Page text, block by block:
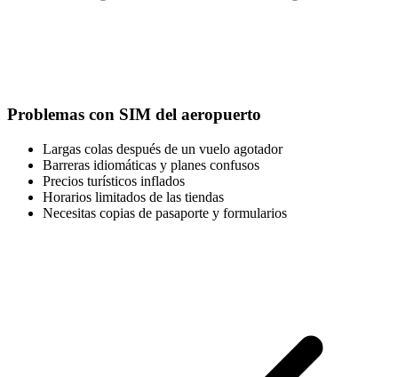
Problemas con SIM del aeropuerto
Largas colas después de un vuelo agotador
Barreras idiomáticas y planes confusos
Precios turísticos inflados
Horarios limitados de las tiendas
Necesitas copias de pasaporte y formularios